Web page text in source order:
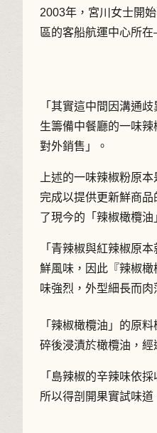
2003年，宮川女士開
區的客船航運中心所
「其實這中間因溝通
生籌備中餐廳的一味
對外銷售」。
上述的一味辣椒粉原
完成以提供更新鮮商
了現今的「辣椒橄欖
「青辣椒與紅辣椒原
鮮風味，因此『辣椒
味強烈，外型細長而肉
「辣椒橄欖油」的原
碎後浸漬於橄欖油，經
「島辣椒的辛辣味依
所以得剖開果實試味道